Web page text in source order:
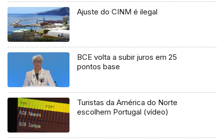
Ajuste do CINM é ilegal
BCE volta a subir juros em 25
pontos base
Turistas da América do Norte
escolhem Portugal (vídeo)